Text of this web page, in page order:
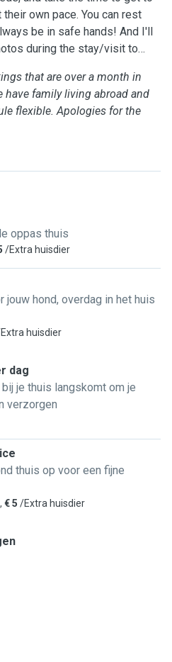
own pace. You can rest
be in safe hands! And I'll
during the stay/visit to
that are over a month in
have family living abroad and
flexible. Apologies for the
oppas thuis
/Extra huisdier
jouw hond, overdag in het huis
huisdier
dag
je thuis langskomt om je
verzorgen
thuis op voor een fijne
€ 5 /Extra huisdier